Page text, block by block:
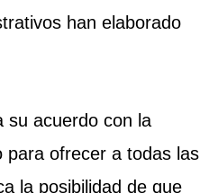
han elaborado
su acuerdo con la
para ofrecer a todas las
la posibilidad de que